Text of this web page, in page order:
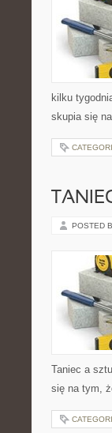
kilku
skupia się
POSTED
Taniec a
się na tym,